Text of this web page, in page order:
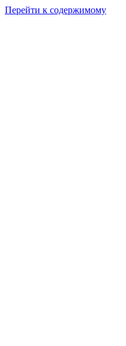
Перейти к содержимому